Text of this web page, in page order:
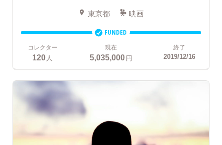
東京都 映画
FUNDED
コレクター
120 人
現在
5,035,000円
終了
2019/12/16